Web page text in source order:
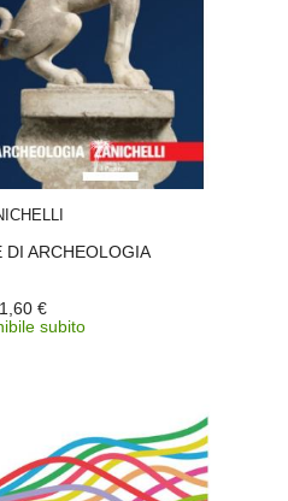
DI ARCHEOLOGIA
€
subito